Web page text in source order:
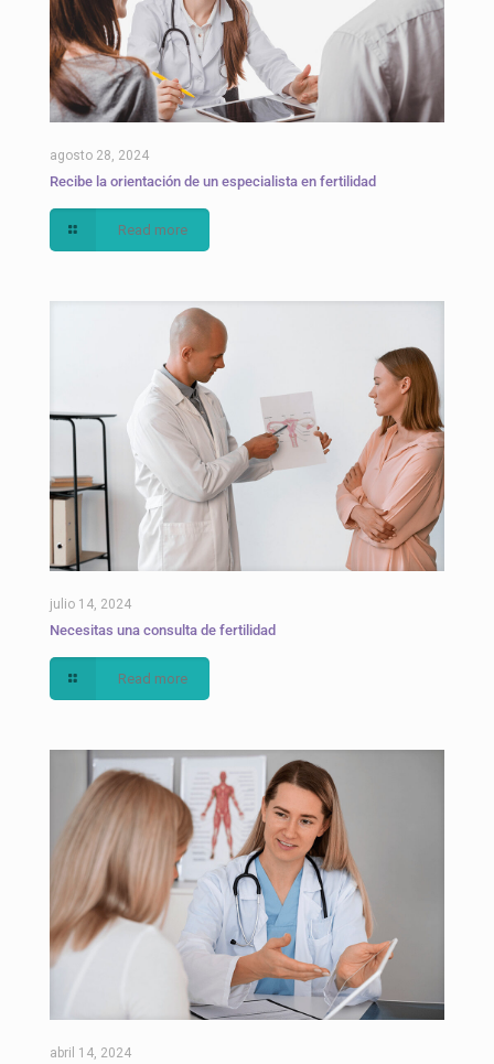
agosto 28, 2024
Recibe la orientación de un especialista en fertilidad
Read more
julio 14, 2024
Necesitas una consulta de fertilidad
Read more
abril 14, 2024